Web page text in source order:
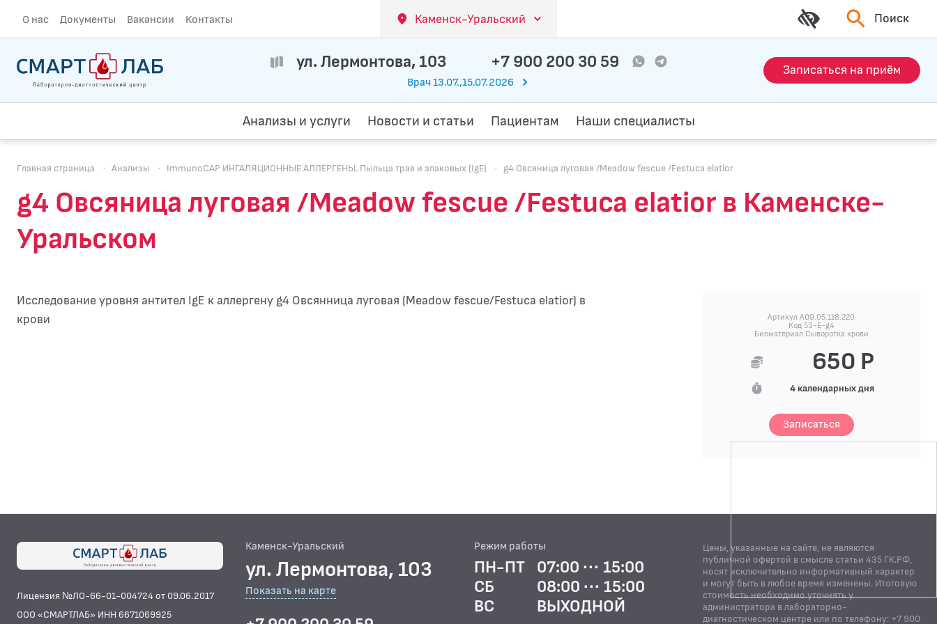
О нас Документы Вакансии Контакты Каменск-Уральский Поиск
ул. Лермонтова, 103 +7 900 200 30 59
Врач 13.07.,15.07.2026
Записаться на приём
Анализы и услуги Новости и статьи Пациентам Наши специалисты
Главная страница · Анализы · ImmunoCAP ИНГАЛЯЦИОННЫЕ АЛЛЕРГЕНЫ. Пыльца трав и злаковых (IgE) · g4 Овсяница луговая /Meadow fescue /Festuca elatior
g4 Овсяница луговая /Meadow fescue /Festuca elatior в Каменске-
Уральском
Исследование уровня антител IgE к аллергену g4 Овсянница луговая (Meadow fescue/Festuca elatior) в
крови
Артикул A09.05.118.220
Код 53-E-g4
Биоматериал Сыворотка крови
650 Р
4 календарных дня
Записаться
Лицензия №ЛО-66-01-004724 от 09.06.2017
ООО «СМАРТЛАБ» ИНН 6671069925
Каменск-Уральский
ул. Лермонтова, 103
Показать на карте
Режим работы
ПН-ПТ
07:00 ··· 15:00
СБ
08:00 ··· 15:00
ВС
ВЫХОДНОЙ
Цены, указанные на сайте, не являются
публичной офертой в смысле статьи 435 ГК.РФ,
носят исключительно информативный характер
и могут быть в любое время изменены. Итоговую
стоимость необходимо уточнять у
администратора в лабораторно-
диагностическом центре или по телефону: +7 900